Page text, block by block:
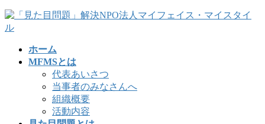
コ
ン
ナ
ビ
ホーム
MFMSとは
代表あいさつ
当事者のみなさんへ
組織概要
活動内容